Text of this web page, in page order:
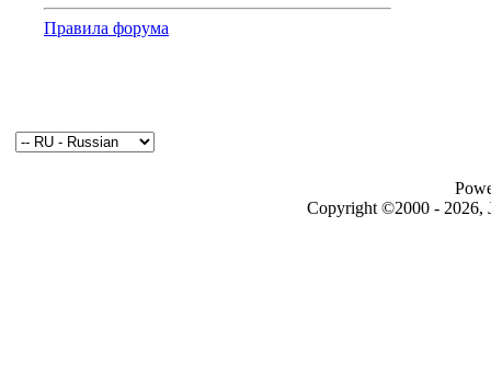
Правила форума
Copyright ©2000 - 2026,